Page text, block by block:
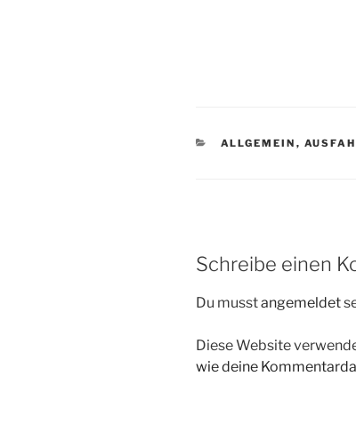
KATEGORIEN
ALLGEMEIN ,
Schreibe einen
Du musstangemeldet
Diese Website
wie deine